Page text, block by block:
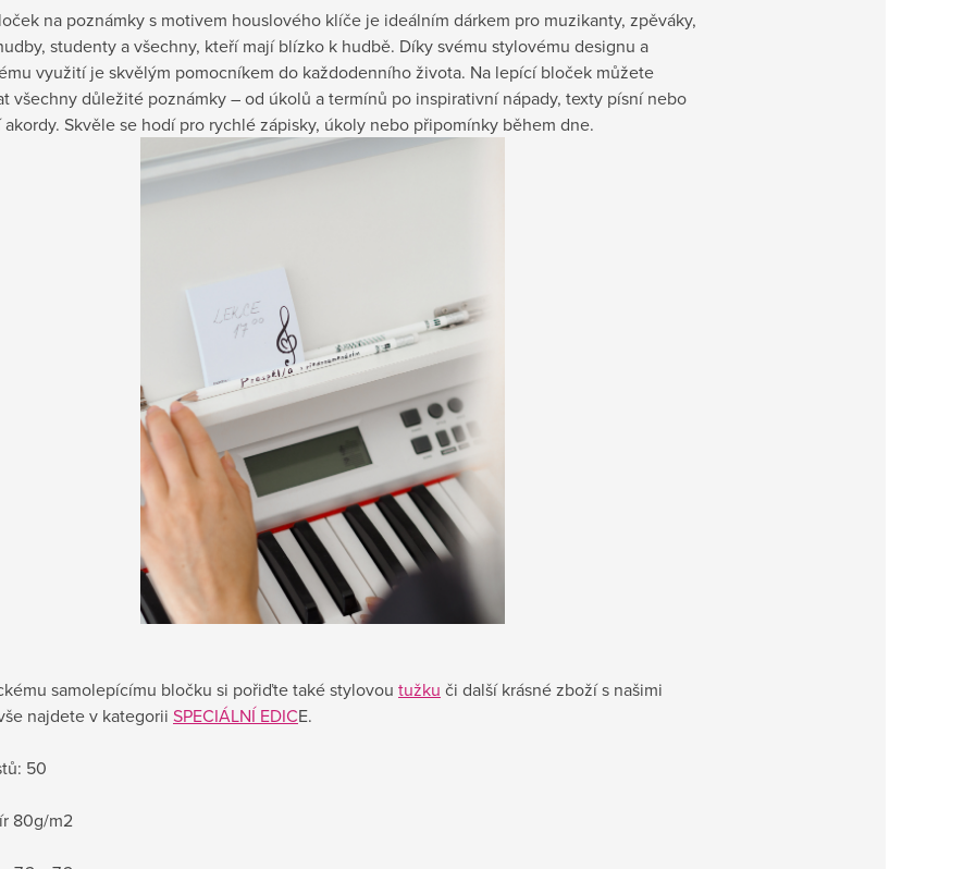
na poznámky s motivem houslového klíče je ideálním dárkem pro muzikanty, zpěváky,
studenty a všechny, kteří mají blízko k hudbě. Díky svému stylovému designu a
využití je skvělým pomocníkem do každodenního života. Na lepící bloček můžete
všechny důležité poznámky – od úkolů a termínů po inspirativní nápady, texty písní nebo
Skvěle se hodí pro rychlé zápisky, úkoly nebo připomínky během dne.
samolepícímu bločku si pořiďte také stylovou tužku či další krásné zboží s našimi
najdete v kategorii SPECIÁLNÍ EDICE.
50
80g/m2